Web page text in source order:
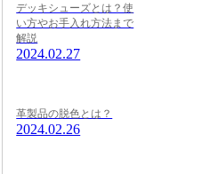
デッキシューズとは？使
い方やお手入れ方法まで
解説
2024.02.27
革製品の脱色とは？
2024.02.26